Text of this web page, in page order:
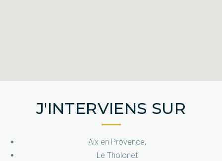
J'INTERVIENS SUR
Aix en Provence,
Le Tholonet